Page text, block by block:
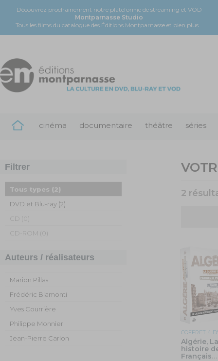
Découvrez prochainement notre plateforme de streaming et VOD
Montparnasse Studio
Tous les films du catalogue des Éditions Montparnasse et bien plus...
cinéma documentaire théâtre séries
Filtrer
Tous types (2)
DVD et Blu-ray (2)
CD (0)
CD-ROM (0)
Auteurs / réalisateurs
Marion Pillas
Frédéric Biamonti
Yves Courrière
Philippe Monnier
Jean-Pierre Carlon
2
COFFRET 4
Algérie,
histoire
Français…